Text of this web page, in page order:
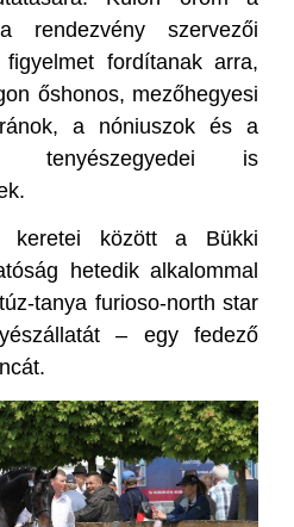
rendezvény szervezői
fordítanak arra,
őshonos, mezőhegyesi
a nóniuszok és a
tenyészegyedei is
keretei között a Bükki
hetedik alkalommal
tanya furioso-north star
– egy fedező